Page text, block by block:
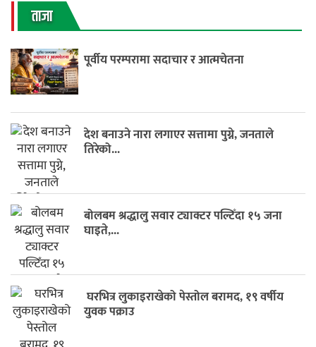
ताजा
पूर्वीय परम्परामा सदाचार र आत्मचेतना
देश बनाउने नारा लगाएर सत्तामा पुग्ने, जनताले
तिरेको...
बोलबम श्रद्धालु सवार ट्याक्टर पल्टिँदा १५ जना
घाइते,...
घरभित्र लुकाइराखेको पेस्तोल बरामद, १९ वर्षीय
युवक पक्राउ